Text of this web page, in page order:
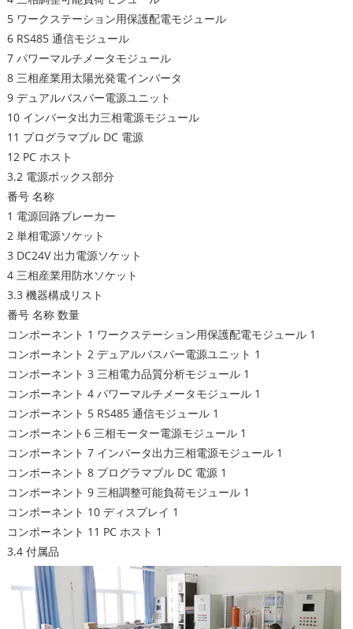
5 ワークステーション用保護配電モジュール
6 RS485 通信モジュール
7 パワーマルチメータモジュール
8 三相産業用太陽光発電インバータ
9 デュアルバスバー電源ユニット
10 インバータ出力三相電源モジュール
11 プログラマブル DC 電源
12 PC ホスト
3.2 電源ボックス部分
番号 名称
1 電源回路ブレーカー
2 単相電源ソケット
3 DC24V 出力電源ソケット
4 三相産業用防水ソケット
3.3 機器構成リスト
番号 名称 数量
コンポーネント 1 ワークステーション用保護配電モジュール 1
コンポーネント 2 デュアルバスバー電源ユニット 1
コンポーネント 3 三相電力品質分析モジュール 1
コンポーネント 4 パワーマルチメータモジュール 1
コンポーネント 5 RS485 通信モジュール 1
コンポーネント6 三相モーター電源モジュール 1
コンポーネント 7 インバータ出力三相電源モジュール 1
コンポーネント 8 プログラマブル DC 電源 1
コンポーネント 9 三相調整可能負荷モジュール 1
コンポーネント 10 ディスプレイ 1
コンポーネント 11 PC ホスト 1
3.4 付属品